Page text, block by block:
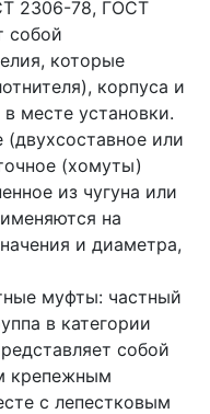
2306-78, ГОСТ
собой
которые
корпуса и
месте установки.
или
(хомуты)
из чугуна или
на
и диаметра,
муфты: частный
в категории
собой
крепежным
с лепестковым